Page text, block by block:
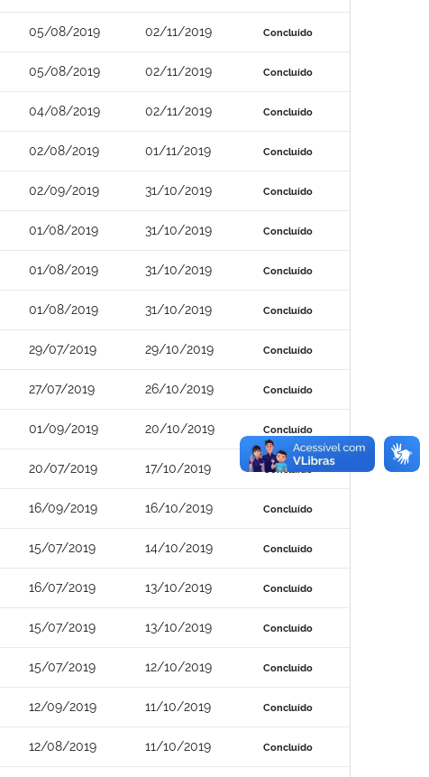
05/08/2019 02/11/2019 Concluído
05/08/2019 02/11/2019 Concluído
04/08/2019 02/11/2019 Concluído
02/08/2019 01/11/2019 Concluído
02/09/2019 31/10/2019 Concluído
01/08/2019 31/10/2019 Concluído
01/08/2019 31/10/2019 Concluído
01/08/2019 31/10/2019 Concluído
29/07/2019 29/10/2019 Concluído
27/07/2019 26/10/2019 Concluído
01/09/2019 20/10/2019 Concluído
20/07/2019 17/10/2019 Concluído
16/09/2019 16/10/2019 Concluído
15/07/2019 14/10/2019 Concluído
16/07/2019 13/10/2019 Concluído
15/07/2019 13/10/2019 Concluído
15/07/2019 12/10/2019 Concluído
12/09/2019 11/10/2019 Concluído
12/08/2019 11/10/2019 Concluído